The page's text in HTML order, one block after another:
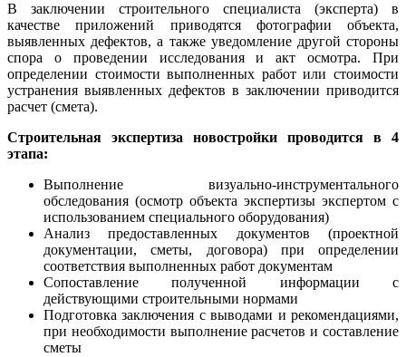
В заключении строительного специалиста (эксперта) в
качестве приложений приводятся фотографии объекта,
выявленных дефектов, а также уведомление другой стороны
спора о проведении исследования и акт осмотра. При
определении стоимости выполненных работ или стоимости
устранения выявленных дефектов в заключении приводится
расчет (смета).
Строительная экспертиза новостройки проводится в 4
этапа:
Выполнение визуально-инструментального
обследования (осмотр объекта экспертизы экспертом с
использованием специального оборудования)
Анализ предоставленных документов (проектной
документации, сметы, договора) при определении
соответствия выполненных работ документам
Сопоставление полученной информации с
действующими строительными нормами
Подготовка заключения с выводами и рекомендациями,
при необходимости выполнение расчетов и составление
сметы